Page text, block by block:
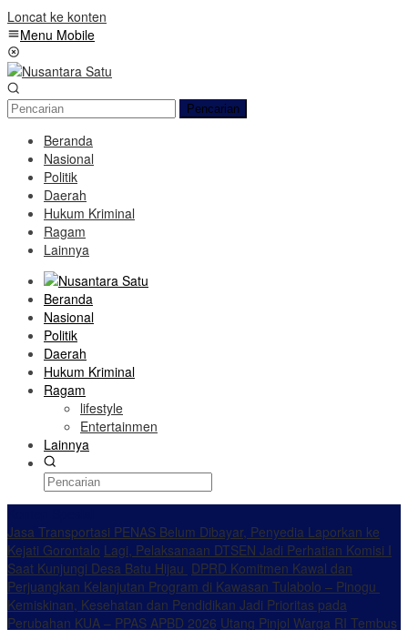
Loncat ke konten
Menu Mobile
Pencarian
Beranda
Nasional
Politik
Daerah
Hukum Kriminal
Ragam
Lainnya
Beranda
Nasional
Politik
Daerah
Hukum Kriminal
Ragam
lifestyle
Entertainmen
Lainnya
Jasa Transportasi PENAS Belum Dibayar, Penyedia Laporkan ke
Kejati Gorontalo Lagi, Pelaksanaan DTSEN Jadi Perhatian Komisi I
Saat Kunjungi Desa Batu Hijau DPRD Komitmen Kawal dan
Perjuangkan Kelanjutan Program di Kawasan Tulabolo – Pinogu
Kemiskinan, Kesehatan dan Pendidikan Jadi Prioritas pada
Perubahan KUA – PPAS APBD 2026 Utang Pinjol Warga RI Tembus